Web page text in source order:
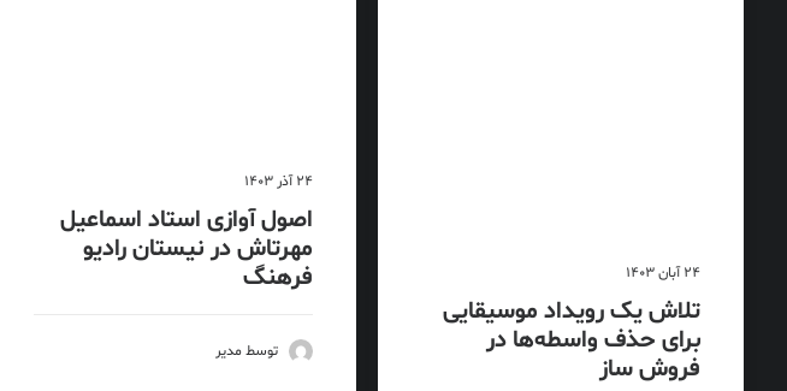
24 آذر 1403
اصول آوازی استاد اسماعیل
مهرتاش در نیستان رادیو
فرهنگ
توسط مدیر
24 آبان 1403
تلاش یک رویداد موسیقایی
برای حذف واسطه‌ها در
فروش ساز